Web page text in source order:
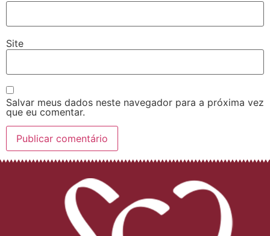
Site
Salvar meus dados neste navegador para a próxima vez
que eu comentar.